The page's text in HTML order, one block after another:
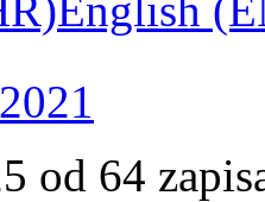
2021
od 64